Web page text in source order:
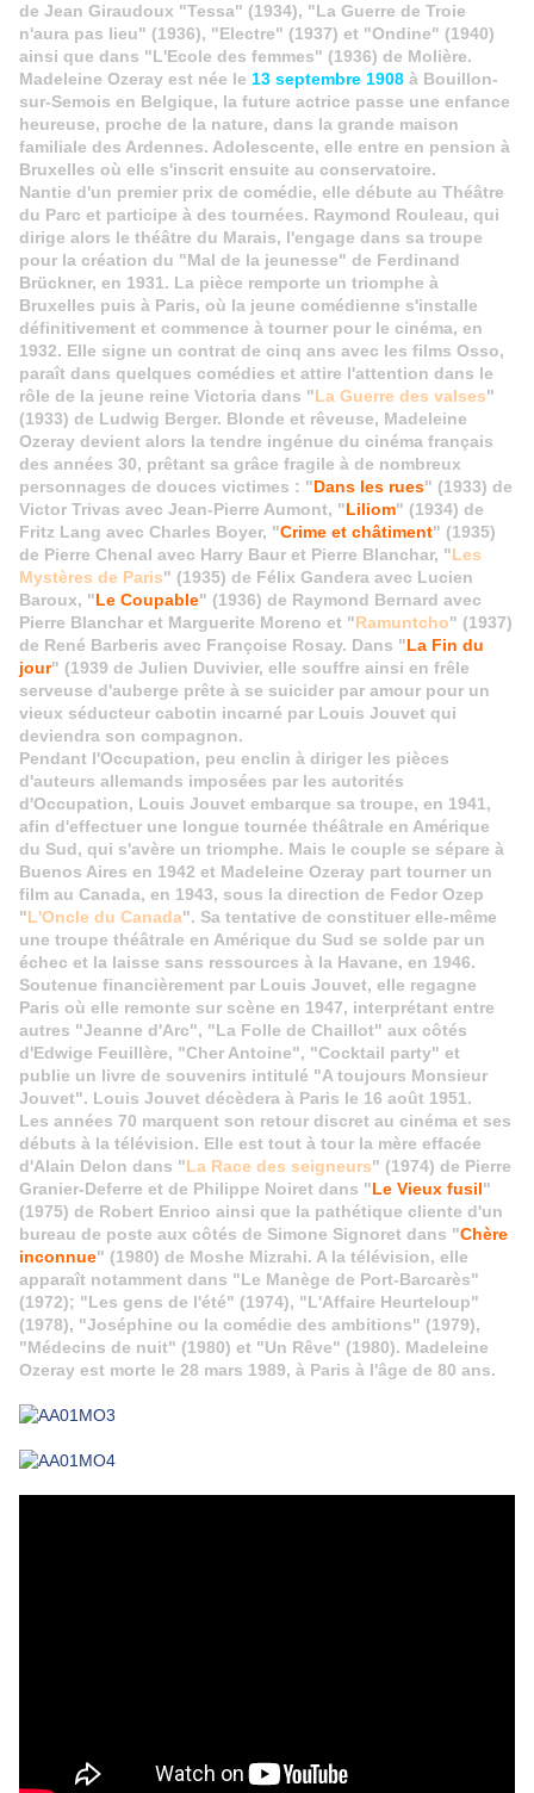
de Jean Giraudoux "Tessa" (1934), "La Guerre de Troie
n'aura pas lieu" (1936), "Electre" (1937) et "Ondine" (1940)
ainsi que dans "L'Ecole des femmes" (1936) de Molière.
Madeleine Ozeray est née le 13 septembre 1908 à Bouillon-
sur-Semois en Belgique, la future actrice passe une enfance
heureuse, proche de la nature, dans la grande maison
familiale des Ardennes. Adolescente, elle entre en pension à
Bruxelles où elle s'inscrit ensuite au conservatoire.
Nantie d'un premier prix de comédie, elle débute au Théâtre
du Parc et participe à des tournées. Raymond Rouleau, qui
dirige alors le théâtre du Marais, l'engage dans sa troupe
pour la création du "Mal de la jeunesse" de Ferdinand
Brückner, en 1931. La pièce remporte un triomphe à
Bruxelles puis à Paris, où la jeune comédienne s'installe
définitivement et commence à tourner pour le cinéma, en
1932. Elle signe un contrat de cinq ans avec les films Osso,
paraît dans quelques comédies et attire l'attention dans le
rôle de la jeune reine Victoria dans "La Guerre des valses"
(1933) de Ludwig Berger. Blonde et rêveuse, Madeleine
Ozeray devient alors la tendre ingénue du cinéma français
des années 30, prêtant sa grâce fragile à de nombreux
personnages de douces victimes : "Dans les rues" (1933) de
Victor Trivas avec Jean-Pierre Aumont, "Liliom" (1934) de
Fritz Lang avec Charles Boyer, "Crime et châtiment" (1935)
de Pierre Chenal avec Harry Baur et Pierre Blanchar, "Les
Mystères de Paris" (1935) de Félix Gandera avec Lucien
Baroux, "Le Coupable" (1936) de Raymond Bernard avec
Pierre Blanchar et Marguerite Moreno et "Ramuntcho" (1937)
de René Barberis avec Françoise Rosay. Dans "La Fin du
jour" (1939 de Julien Duvivier, elle souffre ainsi en frêle
serveuse d'auberge prête à se suicider par amour pour un
vieux séducteur cabotin incarné par Louis Jouvet qui
deviendra son compagnon.
Pendant l'Occupation, peu enclin à diriger les pièces
d'auteurs allemands imposées par les autorités
d'Occupation, Louis Jouvet embarque sa troupe, en 1941,
afin d'effectuer une longue tournée théâtrale en Amérique
du Sud, qui s'avère un triomphe. Mais le couple se sépare à
Buenos Aires en 1942 et Madeleine Ozeray part tourner un
film au Canada, en 1943, sous la direction de Fedor Ozep
"L'Oncle du Canada". Sa tentative de constituer elle-même
une troupe théâtrale en Amérique du Sud se solde par un
échec et la laisse sans ressources à la Havane, en 1946.
Soutenue financièrement par Louis Jouvet, elle regagne
Paris où elle remonte sur scène en 1947, interprétant entre
autres "Jeanne d'Arc", "La Folle de Chaillot" aux côtés
d'Edwige Feuillère, "Cher Antoine", "Cocktail party" et
publie un livre de souvenirs intitulé "A toujours Monsieur
Jouvet". Louis Jouvet décèdera à Paris le 16 août 1951.
Les années 70 marquent son retour discret au cinéma et ses
débuts à la télévision. Elle est tout à tour la mère effacée
d'Alain Delon dans "La Race des seigneurs" (1974) de Pierre
Granier-Deferre et de Philippe Noiret dans "Le Vieux fusil"
(1975) de Robert Enrico ainsi que la pathétique cliente d'un
bureau de poste aux côtés de Simone Signoret dans "Chère
inconnue" (1980) de Moshe Mizrahi. A la télévision, elle
apparaît notamment dans "Le Manège de Port-Barcarès"
(1972); "Les gens de l'été" (1974), "L'Affaire Heurteloup"
(1978), "Joséphine ou la comédie des ambitions" (1979),
"Médecins de nuit" (1980) et "Un Rêve" (1980). Madeleine
Ozeray est morte le 28 mars 1989, à Paris à l'âge de 80 ans.